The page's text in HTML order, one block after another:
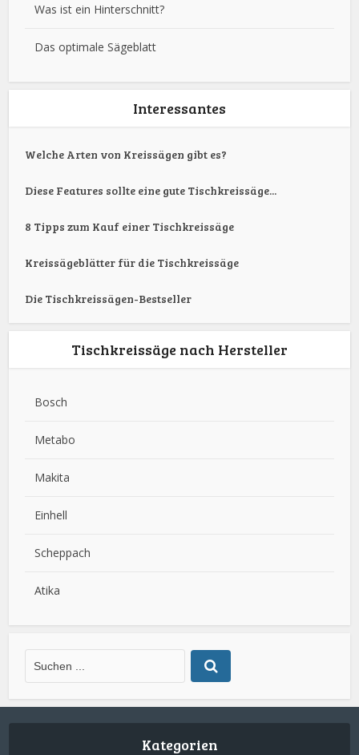
Was ist ein Hinterschnitt?
Das optimale Sägeblatt
Interessantes
Welche Arten von Kreissägen gibt es?
Diese Features sollte eine gute Tischkreissäge...
8 Tipps zum Kauf einer Tischkreissäge
Kreissägeblätter für die Tischkreissäge
Die Tischkreissägen-Bestseller
Tischkreissäge nach Hersteller
Bosch
Metabo
Makita
Einhell
Scheppach
Atika
Kategorien